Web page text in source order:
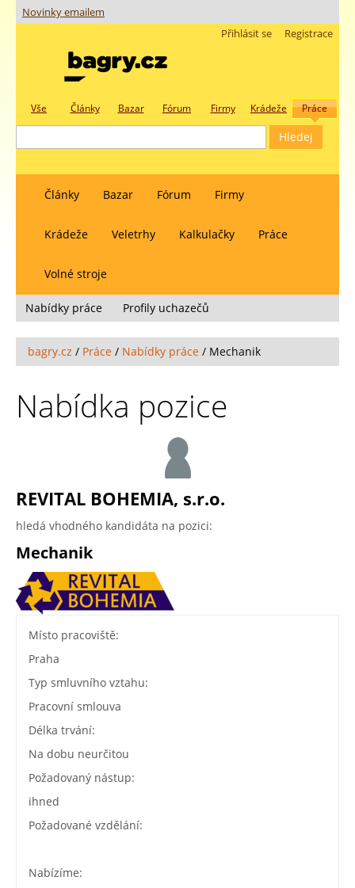
Novinky emailem
Registrace
Přihlásit se
Vše Články Bazar Fórum Firmy Krádeže Práce
Články Bazar Fórum Firmy
Krádeže Veletrhy Kalkulačky Práce
Volné stroje
Nabídky práce Profily uchazečů
bagry.cz / Práce / Nabídky práce / Mechanik
Nabídka pozice
REVITAL BOHEMIA, s.r.o.
hledá vhodného kandidáta na pozici:
Mechanik
Místo pracoviště:
Praha
Typ smluvního vztahu:
Pracovní smlouva
Délka trvání:
Na dobu neurčitou
Požadovaný nástup:
ihned
Požadované vzdělání:
Nabízíme: